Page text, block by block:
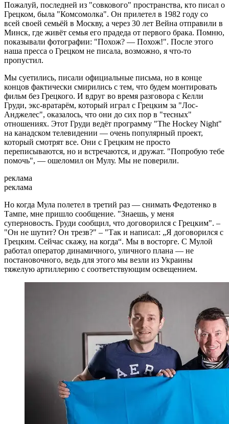
Пожалуй, последней из "совкового" пространства, кто писал о
Грецком, была "Комсомолка". Он прилетел в 1982 году со
всей своей семьёй в Москву, а через 30 лет Вейна отправили в
Минск, где живёт семья его прадеда от первого брака. Помню,
показывали фотографии: "Похож? — Похож!". После этого
наша пресса о Грецком не писала, возможно, я что-то
пропустил.
Мы суетились, писали официальные письма, но в конце
концов фактически смирились с тем, что будем монтировать
фильм без Грецкого. И вдруг во время разговора с Келли
Груди, экс-вратарём, который играл с Грецким за "Лос-
Анджелес", оказалось, что они до сих пор в "тесных"
отношениях. Этот Груди ведёт программу "The Hockey Night"
на канадском телевидении — очень популярный проект,
который смотрят все. Они с Грецким не просто
переписываются, но и встречаются, и дружат. "Попробую тебе
помочь", — ошеломил он Мулу. Мы не поверили.
реклама
реклама
Но когда Мула полетел в третий раз — снимать Федотенко в
Тампе, мне пришло сообщение. "Знаешь, у меня
суперновость. Груди сообщил, что договорился с Грецким". –
"Он не шутит? Он трезв?" – "Так и написал: „Я договорился с
Грецким. Сейчас скажу, на когда“. Мы в восторге. С Мулой
работал оператор динамичного, уличного плана — не
постановочного, ведь для этого мы везли из Украины
тяжелую артиллерию с соответствующим освещением.